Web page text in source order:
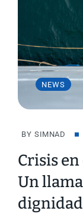
NEWS
BY SIMNAD
Crisis
Un
dignidad